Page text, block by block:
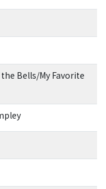
Bells/My Favorite